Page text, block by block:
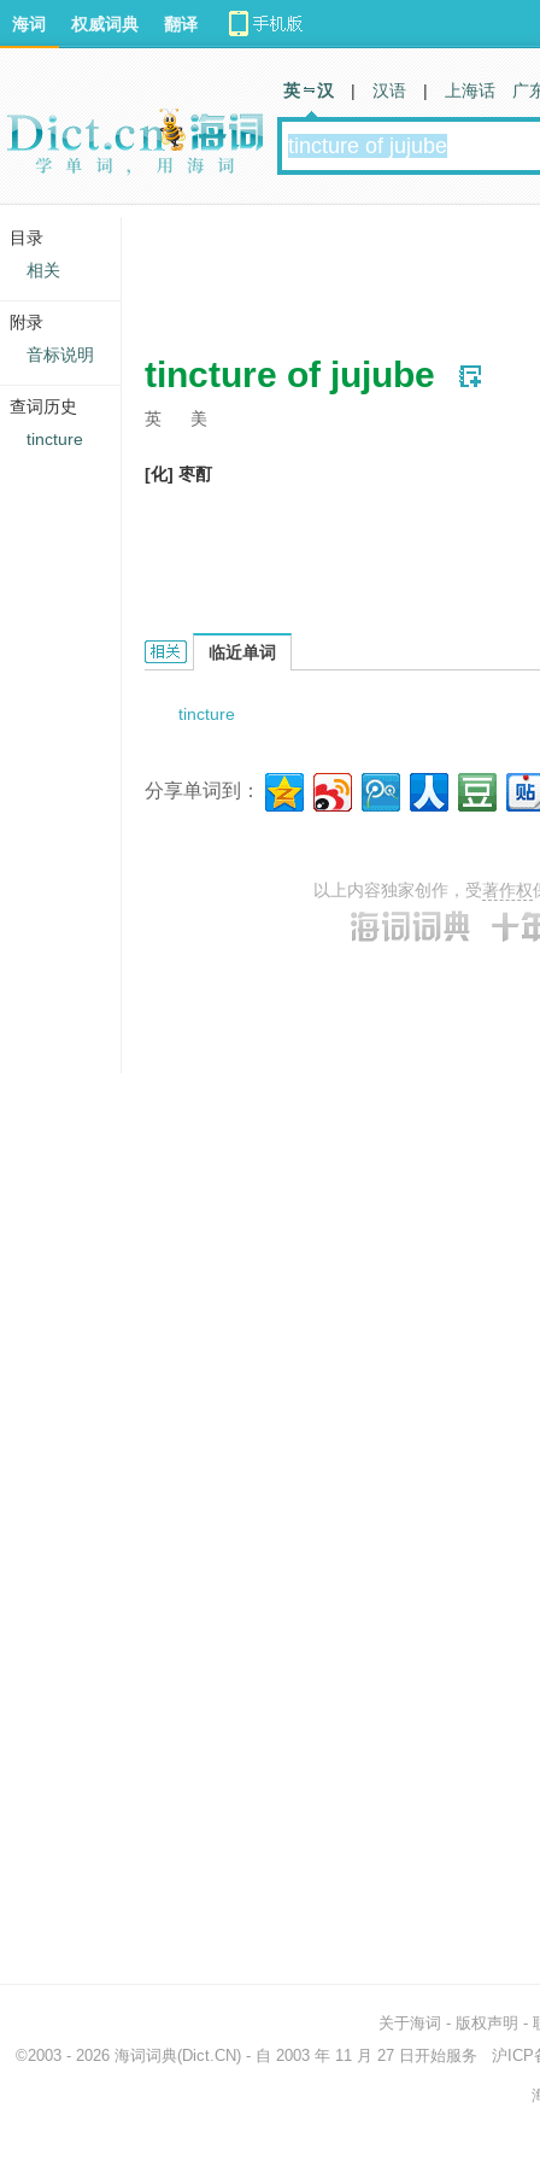
tincture of jujube
英 美
[化] 枣酊
tincture of jujube的相关资料：
临近单词
tincture
分享单词到：
以上内容独家创作，受著作权
海词 权威词典 翻译
英 汉 | 汉语 | 上海话 广
关于海词 - 版权声明 -
©2003 - 2026 海词词典(Dict.CN) - 自 2003 年 11 月 27 日开始服务 沪ICP
目录
相关
附录
音标说明
查词历史
tincture